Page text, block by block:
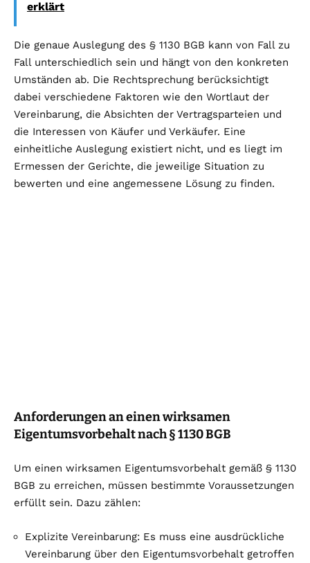
erklärt
Die genaue Auslegung des § 1130 BGB kann von Fall zu
Fall unterschiedlich sein und hängt von den konkreten
Umständen ab. Die Rechtsprechung berücksichtigt
dabei verschiedene Faktoren wie den Wortlaut der
Vereinbarung, die Absichten der Vertragsparteien und
die Interessen von Käufer und Verkäufer. Eine
einheitliche Auslegung existiert nicht, und es liegt im
Ermessen der Gerichte, die jeweilige Situation zu
bewerten und eine angemessene Lösung zu finden.
Anforderungen an einen wirksamen
Eigentumsvorbehalt nach § 1130 BGB
Um einen wirksamen Eigentumsvorbehalt gemäß § 1130
BGB zu erreichen, müssen bestimmte Voraussetzungen
erfüllt sein. Dazu zählen:
Explizite Vereinbarung: Es muss eine ausdrückliche
Vereinbarung über den Eigentumsvorbehalt getroffen